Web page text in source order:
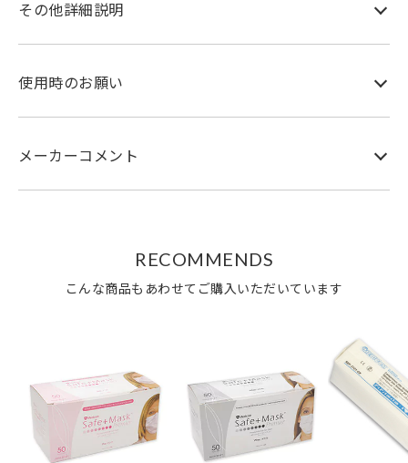
その他詳細説明
使用時のお願い
メーカーコメント
RECOMMENDS
こんな商品もあわせてご購入いただいています